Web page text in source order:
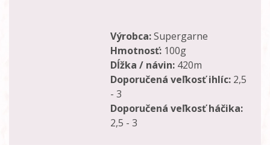
Výrobca:Supergarne
Hmotnosť: 100g
Dĺžka / návin: 420m
Doporučená veľkosť ihlíc: 2,5
- 3
Doporučená veľkosť háčika:
2,5 - 3